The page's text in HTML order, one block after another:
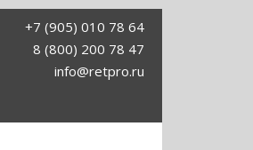
+7 (905) 010 78 64
8 (800) 200 78 47
info@retpro.ru